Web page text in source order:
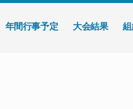
年間行事予定 大会結果